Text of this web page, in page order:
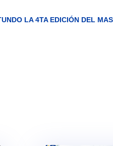
LA 4TA EDICIÓN DEL